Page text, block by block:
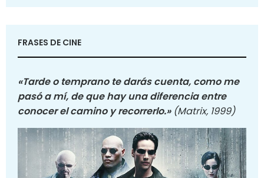
FRASES DE CINE
«Tarde o temprano te darás cuenta, como me
pasó a mí, de que hay una diferencia entre
conocer el camino y recorrerlo.» (Matrix, 1999)